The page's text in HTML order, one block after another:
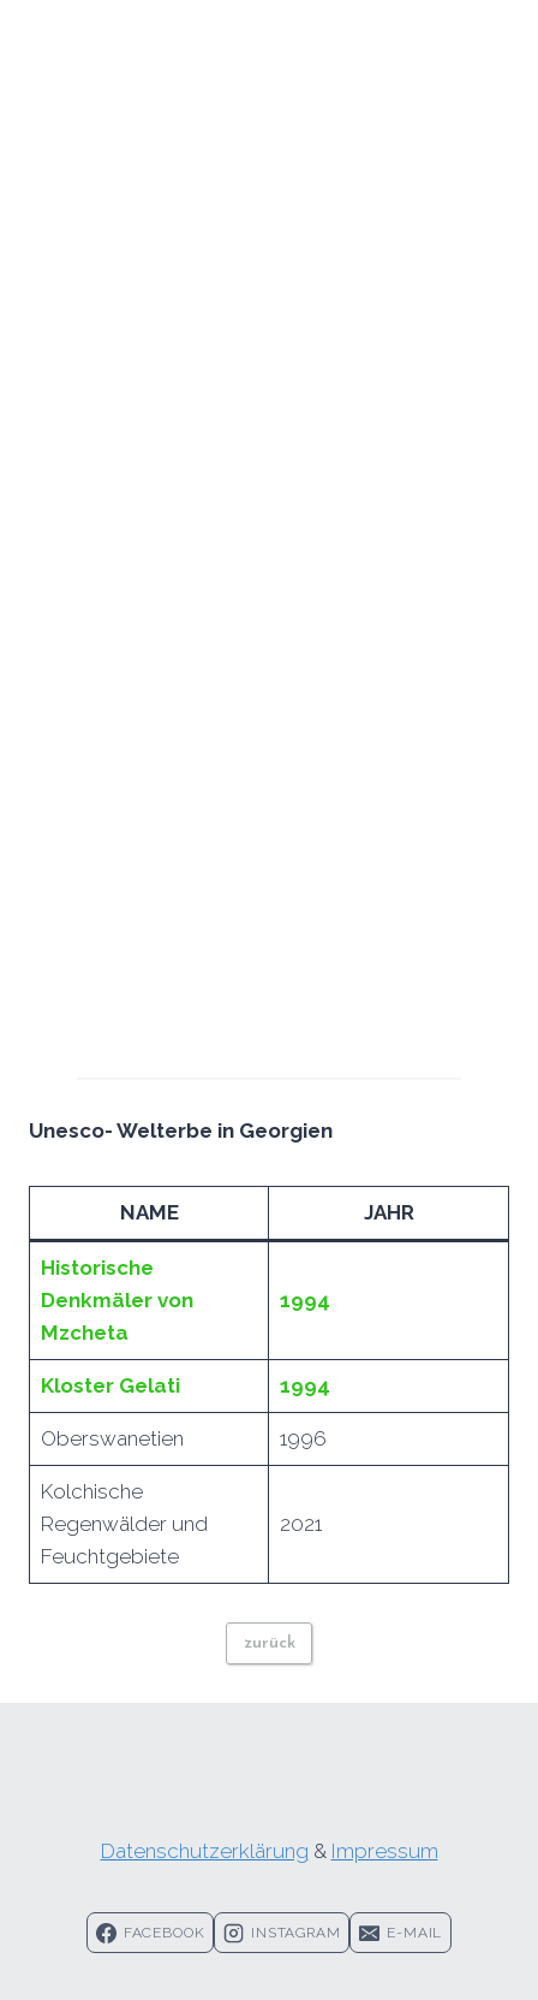
Unesco- Welterbe in Georgien
NAME JAHR
Historische
Denkmäler von
Mzcheta
1994
Kloster Gelati 1994
Oberswanetien 1996
Kolchische
Regenwälder und
Feuchtgebiete
2021
zurück
Datenschutzerklärung & Impressum
FACEBOOK INSTAGRAM E-MAIL